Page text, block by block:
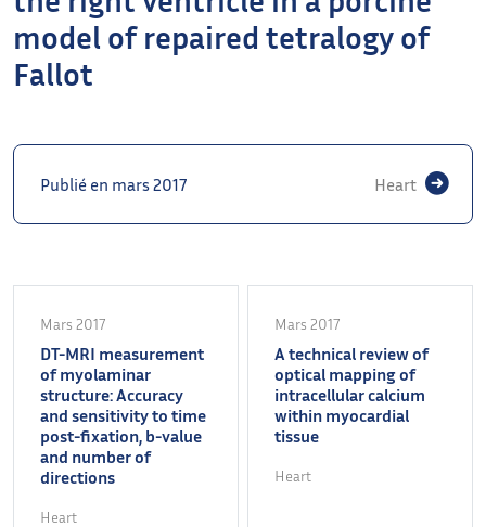
model of repaired tetralogy of
Fallot
Publié en mars 2017 Heart
Mars 2017
DT-MRI measurement
of myolaminar
structure: Accuracy
and sensitivity to time
post-fixation, b-value
and number of
directions
Heart
Mars 2017
A technical review of
optical mapping of
intracellular calcium
within myocardial
tissue
Heart